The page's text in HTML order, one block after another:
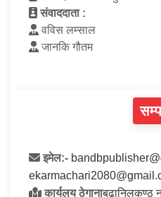
संवाददाता :
वविस लम्साल
जानकि गौतम
इमेल:-
कार्यलय ठेगानाबुढानिलकण्ठ